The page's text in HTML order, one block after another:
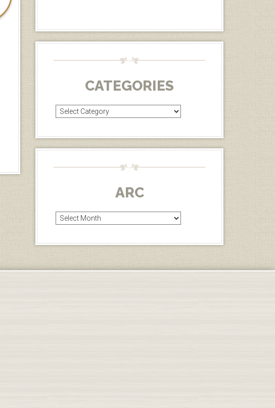
CATEGORIES
Categories
ARC
Arc